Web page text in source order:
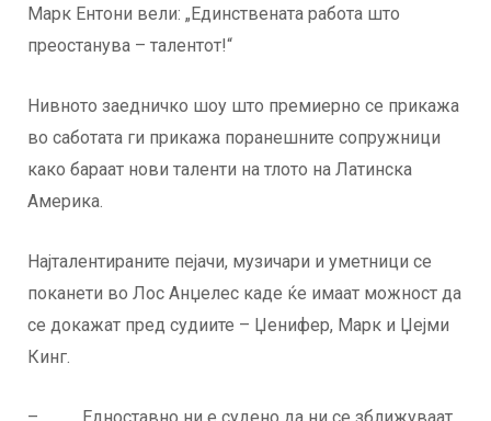
Марк Ентони вели: „Единствената работа што
преостанува – талентот!“
Нивното заедничко шоу што премиерно се прикажа
во саботата ги прикажа поранешните сопружници
како бараат нови таленти на тлото на Латинска
Америка.
Најталентираните пејачи, музичари и уметници се
поканети во Лос Анџелес каде ќе имаат можност да
се докажат пред судиите – Џенифер, Марк и Џејми
Кинг.